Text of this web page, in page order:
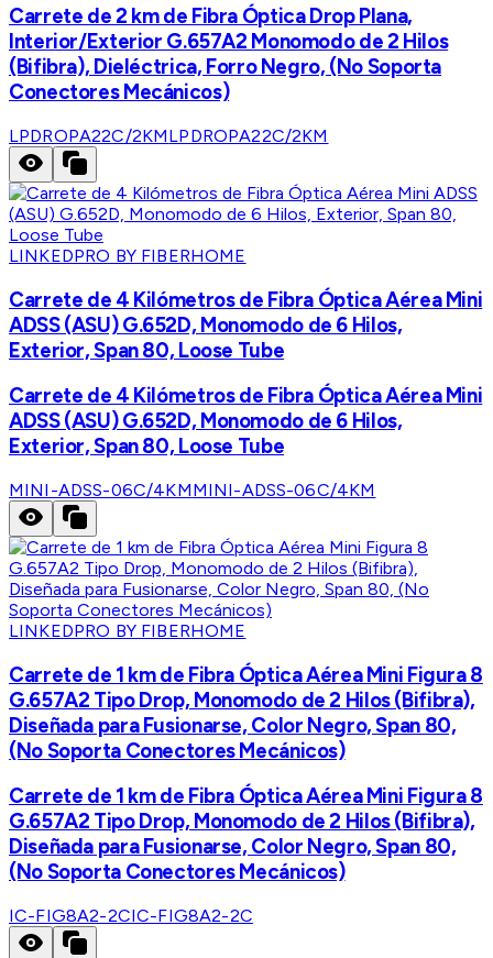
Carrete de 2 km de Fibra Óptica Drop Plana,
Interior/Exterior G.657A2 Monomodo de 2 Hilos
(Bifibra), Dieléctrica, Forro Negro, (No Soporta
Conectores Mecánicos)
LPDROPA22C/2KMLPDROPA22C/2KM
LINKEDPRO BY FIBERHOME
Carrete de 4 Kilómetros de Fibra Óptica Aérea Mini
ADSS (ASU) G.652D, Monomodo de 6 Hilos,
Exterior, Span 80, Loose Tube
Carrete de 4 Kilómetros de Fibra Óptica Aérea Mini
ADSS (ASU) G.652D, Monomodo de 6 Hilos,
Exterior, Span 80, Loose Tube
MINI-ADSS-06C/4KMMINI-ADSS-06C/4KM
LINKEDPRO BY FIBERHOME
Carrete de 1 km de Fibra Óptica Aérea Mini Figura 8
G.657A2 Tipo Drop, Monomodo de 2 Hilos (Bifibra),
Diseñada para Fusionarse, Color Negro, Span 80,
(No Soporta Conectores Mecánicos)
Carrete de 1 km de Fibra Óptica Aérea Mini Figura 8
G.657A2 Tipo Drop, Monomodo de 2 Hilos (Bifibra),
Diseñada para Fusionarse, Color Negro, Span 80,
(No Soporta Conectores Mecánicos)
IC-FIG8A2-2CIC-FIG8A2-2C